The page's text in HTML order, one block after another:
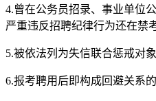
4.曾在公务员招录、事业单位
严重违反招聘纪律行为还在禁
5.被依法列为失信联合惩戒对
6.报考聘用后即构成回避关系